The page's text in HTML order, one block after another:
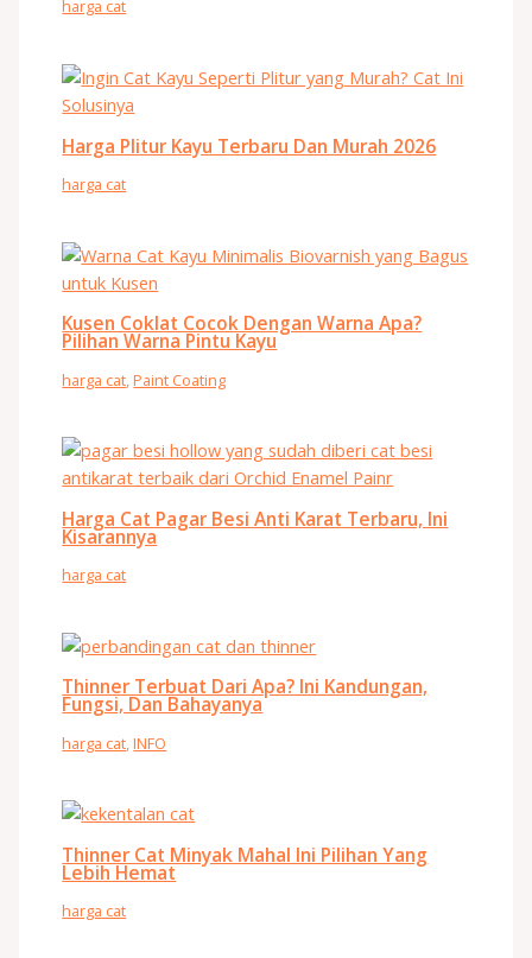
harga cat
Harga Plitur Kayu Terbaru Dan Murah 2026
harga cat
Kusen Coklat Cocok Dengan Warna Apa?
Pilihan Warna Pintu Kayu
harga cat,Paint Coating
Harga Cat Pagar Besi Anti Karat Terbaru, Ini
Kisarannya
harga cat
Thinner Terbuat Dari Apa? Ini Kandungan,
Fungsi, Dan Bahayanya
harga cat,INFO
Thinner Cat Minyak Mahal Ini Pilihan Yang
Lebih Hemat
harga cat